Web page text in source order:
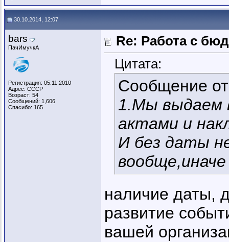
30.10.2014, 12:07
bars
ПачИмучкА
Регистрация: 05.11.2010
Адрес: СССР
Возраст: 54
Сообщений: 1,606
Спасибо: 165
Re: Работа с
Цитата:
Сообщение
1.Мы выдаем
актами и
И без даты
наличие даты,
развитие
вашей